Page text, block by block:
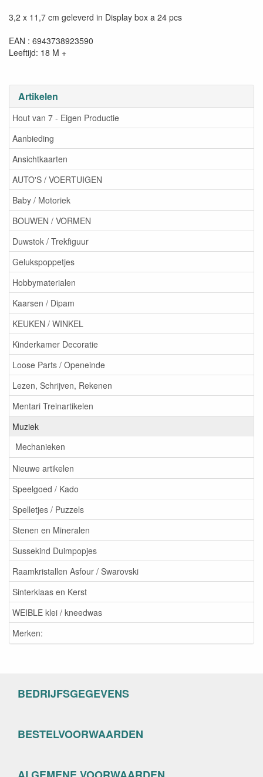
Artikelen
Hout van 7 - Eigen Productie
Aanbieding
Ansichtkaarten
AUTO'S / VOERTUIGEN
Baby / Motoriek
BOUWEN / VORMEN
Duwstok / Trekfiguur
Gelukspoppetjes
Hobbymaterialen
Kaarsen / Dipam
KEUKEN / WINKEL
Kinderkamer Decoratie
Loose Parts / Openeinde
Lezen, Schrijven, Rekenen
Mentari Treinartikelen
Muziek
Mechanieken
Nieuwe artikelen
Speelgoed / Kado
Spelletjes / Puzzels
Stenen en Mineralen
Sussekind Duimpopjes
Raamkristallen Asfour / Swarovski
Sinterklaas en Kerst
WEIBLE klei / kneedwas
Merken:
3,2 x 11,7 cm geleverd in Display box a 24 pcs
EAN : 6943738923590
Leeftijd: 18 M +
BEDRIJFSGEGEVENS
BESTELVOORWAARDEN